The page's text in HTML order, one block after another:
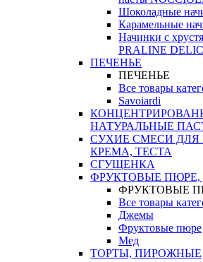
Шоколадные
Карамельные
Начинки с
PRALINE
ПЕЧЕНЬЕ
ПЕЧЕНЬЕ
Все товары
Savoiardi
НАТУРАЛЬНЫЕ
СУХИЕ СМЕСИ ДЛЯ
КРЕМА, ТЕСТА
СГУЩЕНКА
ФРУКТОВЫЕ
ФРУКТОВЫЕ
Все товары
Джемы
Фруктовые пюре
Мед
ТОРТЫ, ПИРОЖНЫЕ